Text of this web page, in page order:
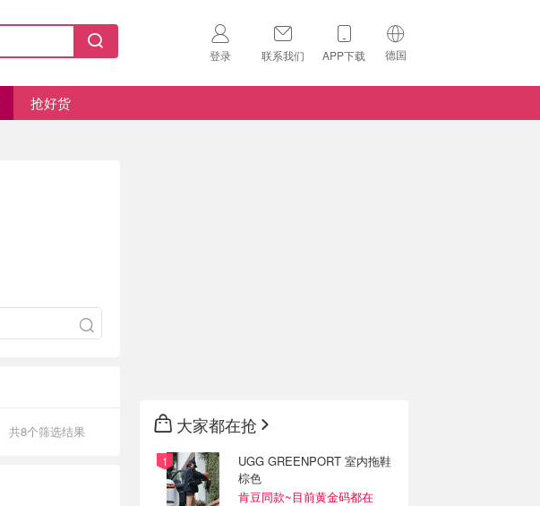
登录 联系我们 APP下载 德国
🇺🇸
抢好货
共8个筛选结果 大家都在抢
UGG GREENPORT 室内拖鞋
棕色
肯豆同款~目前黄金码都在